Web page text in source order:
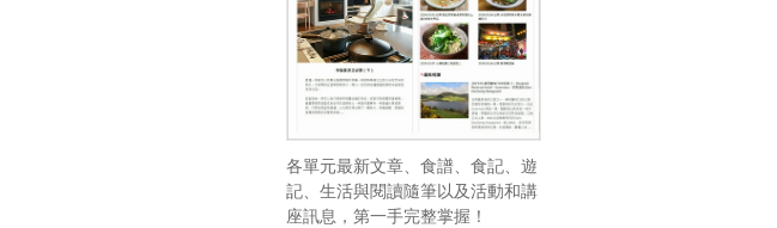
各單元最新文章、食譜、食記、遊
記、生活與閱讀隨筆以及活動和講
座訊息，第一手完整掌握！